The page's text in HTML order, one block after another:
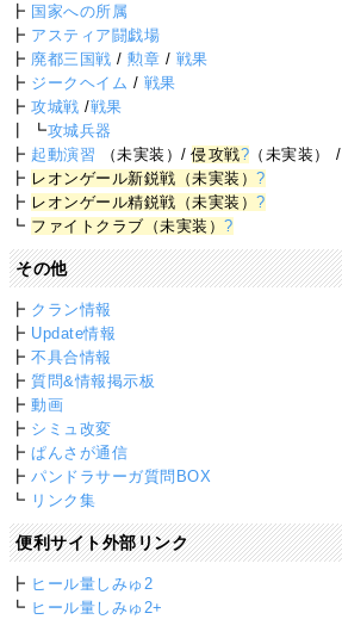
┣ 国家への所属
┣ アスティア闘戯場
┣ 廃都三国戦 /勲章 / 戦果
┣ ジークヘイム / 戦果
┣攻城戦 /戦果
┃ ┗攻城兵器
┣ 起動演習 （未実装）/侵攻戦? （未実装） /
┣ レオンゲール新鋭戦（未実装）?
┣ レオンゲール精鋭戦（未実装）?
┗ ファイトクラブ（未実装）?
その他
┣ クラン情報
┣ Update情報
┣不具合情報
┣質問&情報掲示板
┣動画
┣ シミュ改変
┣ぱんさが通信
┣パンドラサーガ質問BOX
┗ リンク集
便利サイト外部リンク
┣ ヒール量しみゅ2
┗ ヒール量しみゅ2+